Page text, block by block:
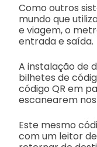
Como outros
mundo que
e viagem, o
entrada e saída.
A instalação de
bilhetes de
código QR em
escanearem
Este mesmo
com um leitor